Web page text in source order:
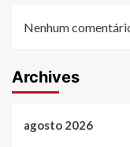
Nenhum
Archives
agosto 2026